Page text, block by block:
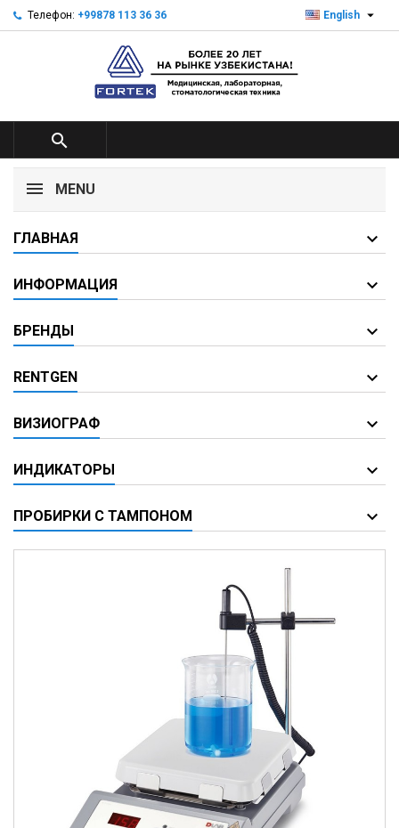
Телефон: +99878 113 36 36 English 

MENU
ГЛАВНАЯ
ИНФОРМАЦИЯ
БРЕНДЫ
RENTGEN
ВИЗИОГРАФ
ИНДИКАТОРЫ
ПРОБИРКИ С ТАМПОНОМ